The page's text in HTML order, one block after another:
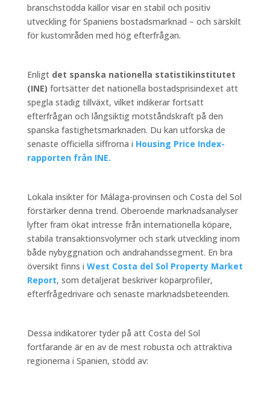
branschstödda källor visar en stabil och positiv
utveckling för Spaniens bostadsmarknad – och särskilt
för kustområden med hög efterfrågan.
Enligt det spanska nationella statistikinstitutet
(INE) fortsätter det nationella bostadsprisindexet att
spegla stadig tillväxt, vilket indikerar fortsatt
efterfrågan och långsiktig motståndskraft på den
spanska fastighetsmarknaden. Du kan utforska de
senaste officiella siffrorna i Housing Price Index-
rapporten från INE.
Lokala insikter för Málaga-provinsen och Costa del Sol
förstärker denna trend. Oberoende marknadsanalyser
lyfter fram ökat intresse från internationella köpare,
stabila transaktionsvolymer och stark utveckling inom
både nybyggnation och andrahandssegment. En bra
översikt finns i West Costa del Sol Property Market
Report, som detaljerat beskriver köparprofiler,
efterfrågedrivare och senaste marknadsbeteenden.
Dessa indikatorer tyder på att Costa del Sol
fortfarande är en av de mest robusta och attraktiva
regionerna i Spanien, stödd av: